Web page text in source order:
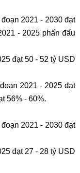
2021 - 2030 đạt
- 2025 phấn đấu
đạt 50 - 52 tỷ USD
2021 - 2025 đạt
56% - 60%.
2021 - 2030 đạt
đạt 27 - 28 tỷ USD